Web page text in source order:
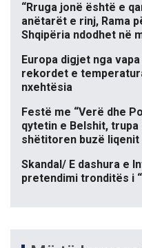
“Rruga jonë është e
anëtarët e rinj, Rama
Shqipëria ndodhet në
Europa digjet nga
rekordet e
nxehtësia
Festë me “Verë dhe
qytetin e Belshit, trupa
shëtitoren buzë liqenit
Skandal/ E dashura e
pretendimi tronditës i